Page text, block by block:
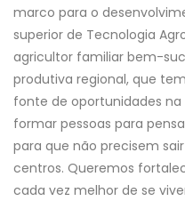
marco para o
superior de Tecnologia
agricultor familiar bem-
produtiva regional, que
fonte de oportunidades na
formar pessoas para
para que não precisem
centros. Queremos
cada vez melhor de se